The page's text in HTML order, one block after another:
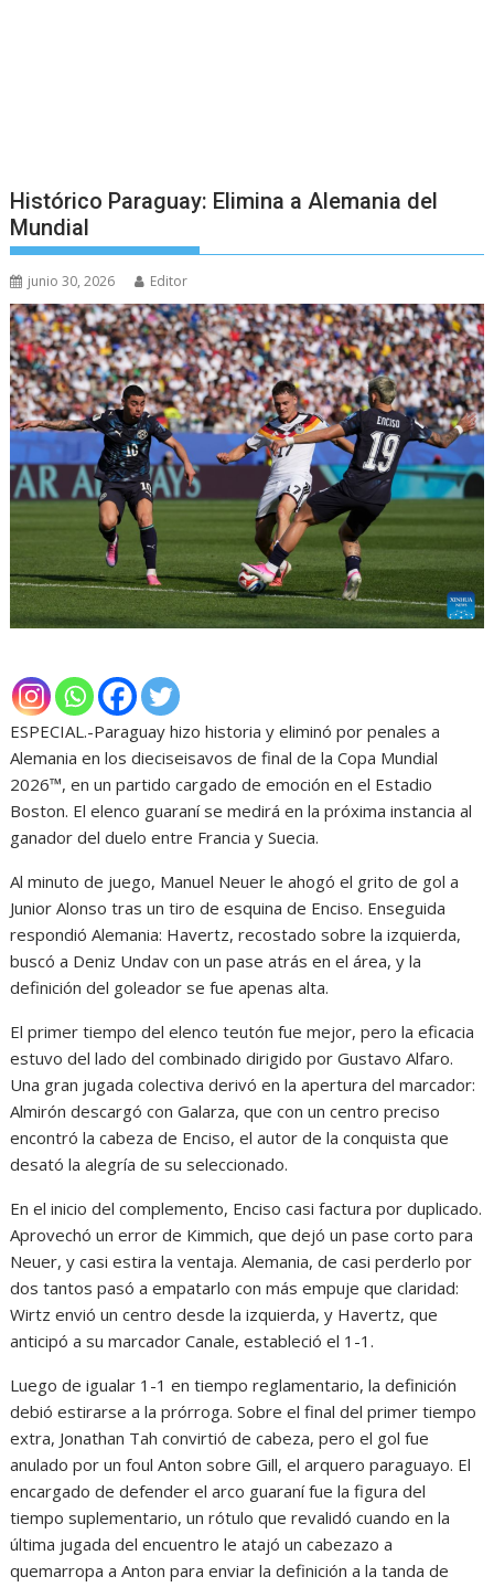
Histórico Paraguay: Elimina a Alemania del
Mundial
junio 30, 2026 Editor
ESPECIAL.-Paraguay hizo historia y eliminó por penales a
Alemania en los dieciseisavos de final de la Copa Mundial
2026™, en un partido cargado de emoción en el Estadio
Boston. El elenco guaraní se medirá en la próxima instancia al
ganador del duelo entre Francia y Suecia.
Al minuto de juego, Manuel Neuer le ahogó el grito de gol a
Junior Alonso tras un tiro de esquina de Enciso. Enseguida
respondió Alemania: Havertz, recostado sobre la izquierda,
buscó a Deniz Undav con un pase atrás en el área, y la
definición del goleador se fue apenas alta.
El primer tiempo del elenco teutón fue mejor, pero la eficacia
estuvo del lado del combinado dirigido por Gustavo Alfaro.
Una gran jugada colectiva derivó en la apertura del marcador:
Almirón descargó con Galarza, que con un centro preciso
encontró la cabeza de Enciso, el autor de la conquista que
desató la alegría de su seleccionado.
En el inicio del complemento, Enciso casi factura por duplicado.
Aprovechó un error de Kimmich, que dejó un pase corto para
Neuer, y casi estira la ventaja. Alemania, de casi perderlo por
dos tantos pasó a empatarlo con más empuje que claridad:
Wirtz envió un centro desde la izquierda, y Havertz, que
anticipó a su marcador Canale, estableció el 1-1.
Luego de igualar 1-1 en tiempo reglamentario, la definición
debió estirarse a la prórroga. Sobre el final del primer tiempo
extra, Jonathan Tah convirtió de cabeza, pero el gol fue
anulado por un foul Anton sobre Gill, el arquero paraguayo. El
encargado de defender el arco guaraní fue la figura del
tiempo suplementario, un rótulo que revalidó cuando en la
última jugada del encuentro le atajó un cabezazo a
quemarropa a Anton para enviar la definición a la tanda de